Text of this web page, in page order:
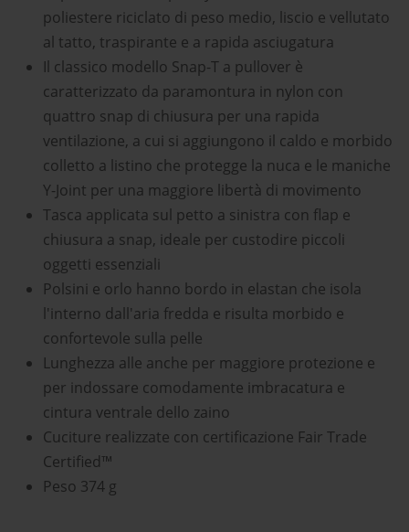
poliestere riciclato di peso medio, liscio e vellutato
al tatto, traspirante e a rapida asciugatura
Il classico modello Snap-T a pullover è
caratterizzato da paramontura in nylon con
quattro snap di chiusura per una rapida
ventilazione, a cui si aggiungono il caldo e morbido
colletto a listino che protegge la nuca e le maniche
Y-Joint per una maggiore libertà di movimento
Tasca applicata sul petto a sinistra con flap e
chiusura a snap, ideale per custodire piccoli
oggetti essenziali
Polsini e orlo hanno bordo in elastan che isola
l'interno dall'aria fredda e risulta morbido e
confortevole sulla pelle
Lunghezza alle anche per maggiore protezione e
per indossare comodamente imbracatura e
cintura ventrale dello zaino
Cuciture realizzate con certificazione Fair Trade
Certified™
Peso 374 g